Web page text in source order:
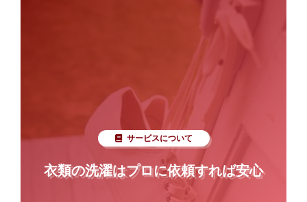
サービスについて
衣類の洗濯はプロに依頼すれば安心